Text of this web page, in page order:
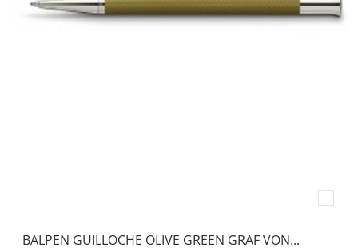
BALPEN GUILLOCHE OLIVE GREEN GRAF VON...